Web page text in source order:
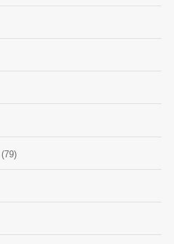
(79)